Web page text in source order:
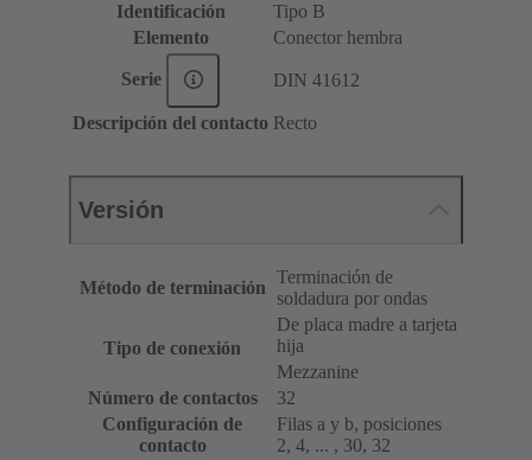
Identificación
Tipo B
Elemento
Conector hembra
Serie DIN 41612
Descripción del contacto Recto
Versión
Método de terminación
Terminación de
soldadura por ondas
Tipo de conexión
De placa madre a tarjeta
hija
Mezzanine
Número de contactos
32
Configuración de
contacto
Filas a y b, posiciones
2, 4, ... , 30, 32